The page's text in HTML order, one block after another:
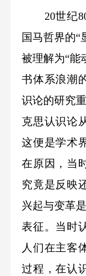
20世纪80
国马哲界的“
被理解为“能
书体系浪潮
识论的研究
克思认识论
这便是学术
在原因，当
究竟是反映
兴起与变革
表征。当时
人们在主客
过程，在认